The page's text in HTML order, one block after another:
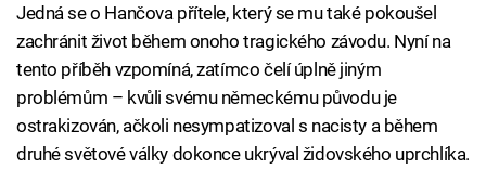
Jedná se o Hančova přítele, který se mu také pokoušel
zachránit život během onoho tragického závodu. Nyní na
tento příběh vzpomíná, zatímco čelí úplně jiným
problémům – kvůli svému německému původu je
ostrakizován, ačkoli nesympatizoval s nacisty a během
druhé světové války dokonce ukrýval židovského uprchlíka.